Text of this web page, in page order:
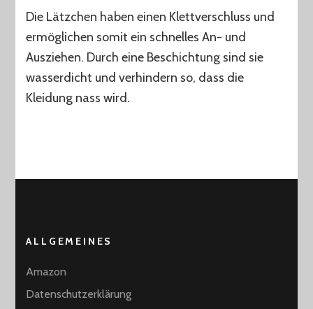
von
LÄSSIG
Die Lätzchen haben einen Klettverschluss und
ermöglichen somit ein schnelles An- und
Ausziehen. Durch eine Beschichtung sind sie
wasserdicht und verhindern so, dass die
Kleidung nass wird.
ALLGEMEINES
Amazon
Datenschutzerklärung